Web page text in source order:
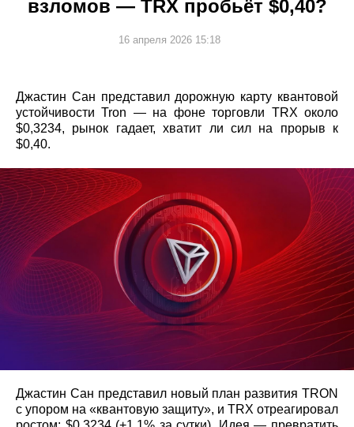
взломов — TRX пробьёт $0,40?
16 апреля 2026 15:18
Джастин Сан представил дорожную карту квантовой
устойчивости Tron — на фоне торговли TRX около
$0,3234, рынок гадает, хватит ли сил на прорыв к
$0,40.
Джастин Сан представил новый план развития TRON
с упором на «квантовую защиту», и TRX отреагировал